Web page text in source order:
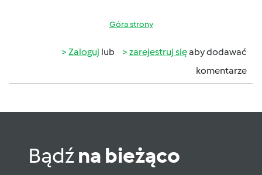
Góra strony
Zaloguj lub zarejestruj sięaby dodawać
komentarze
Bądźna bieżąco